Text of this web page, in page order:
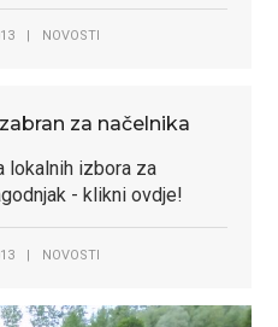
NOVOSTI
za načelnika
lokalnih izbora za
- klikni ovdje!
| NOVOSTI